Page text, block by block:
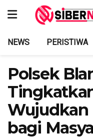
NEWS PERISTIWA
Polsek
Wujudkan
bagi